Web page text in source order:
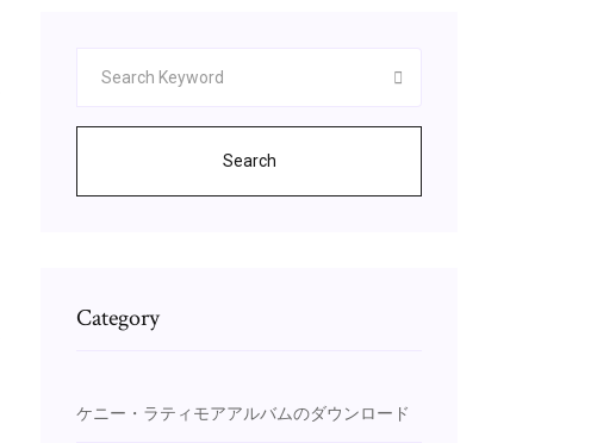
Search
Category
ケニー・ラティモアアルバムのダウンロード